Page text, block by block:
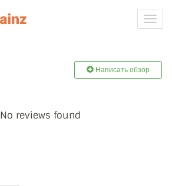
Написать обзор
No reviews found